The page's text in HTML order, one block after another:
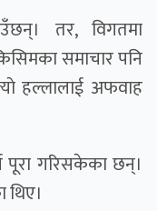
तर, विगतमा
समाचार पनि
हल्लालाई अफवाह
पूरा गरिसकेका छन्।